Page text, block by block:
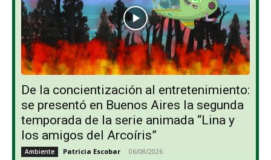
De la concientización al entretenimiento:
se presentó en Buenos Aires la segunda
temporada de la serie animada “Lina y
los amigos del Arcoíris”
Ambiente Patricia Escobar - 06/08/2026